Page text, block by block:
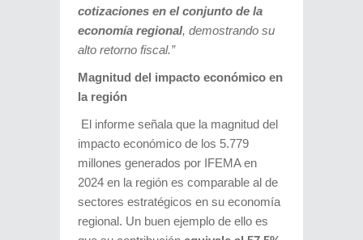
cotizaciones en el conjunto de la
economía regional, demostrando su
alto retorno fiscal.”
Magnitud del impacto económico en
la región
El informe señala que la magnitud del
impacto económico de los 5.779
millones generados por IFEMA en
2024 en la región es comparable al de
sectores estratégicos en su economía
regional. Un buen ejemplo de ello es